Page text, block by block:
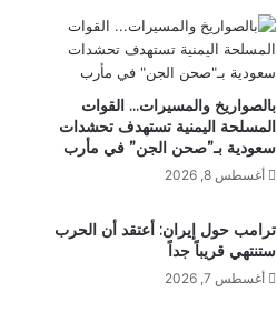
بالصواريخ والمسيرات… القوات
المسلحة اليمنية تستهدف تحشدات
سعودية بـ”صحن الجن” في مأرب
أغسطس 8, 2026
ترامب حول إيران: أعتقد أن الحرب
ستنتهي قريباً جداً
أغسطس 7, 2026